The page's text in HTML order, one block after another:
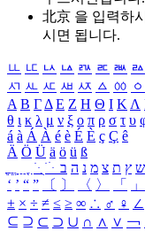
北京 을 입력하
시면 됩니다.
ㅥ ㅦ ㅧ ㅨ ㅩ ㅪ ㅫ ㅬ
ㅺ ㅻ ㅼ ㅽ ㅾ ㅿ ㆀ ㆁ
Α Β ΓΔ Ε Ζ Η Θ Ι ΚΛ
θ ι κ λ μ ν ξ ο π ρ σ τ υ
á à Á À é è É È ç Ç ê
Ä Ö Ü ä ö ü ß
ִֶֹ ֻּ ׁׂ ש ץ ת צ מ נ ה ב
‘ ’ “ ” 〔 〕 〈 〉 「 」
± × ÷ ≠ ≤ ≥ ∞ ∴ ♂ ♀ ∠
⊆ ⊇ ⊂ ⊃ ∪ ∩ ∧ ∨ ￢